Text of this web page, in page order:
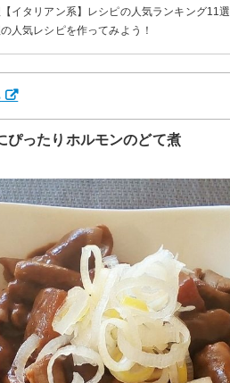
もと人参の簡単ポトフ
の定番ラタトゥイユ
ーにぴったりのブイヤベース
しに最適なブフ・ブルギニョン
オイルとバターのフリカッセ
かし塩豚風ポトフ
ーのラタトゥイユ
ースのリゾット
リカッセ
ルマンディ風煮込み
イタリアン系】レシピの人気ランキング11選
ワインのカチャトーラ
ァティーノ
おすすめのミネストローネ
しに使えるカポナータ
ツェ風のグリンピース煮込み
ガスのクレマ
ーコンのリゾット
ポナータ
野菜のトマト煮込み
チーズリゾット
ポナータ
人気レシピを作ってみよう！
ったりホルモンのどて煮